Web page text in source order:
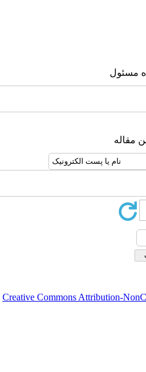
مسئول
مقاله
Creative Commons Attribution-